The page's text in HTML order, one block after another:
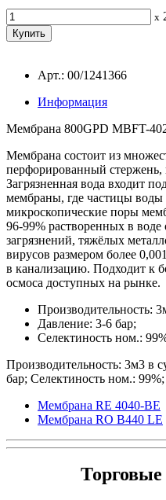
x
Арт.: 00/1241366
Информация
Мембрана 800GPD MBFT-
Мембрана состоит из
перфорированный
Загрязненная вода входит
мембраны, где частицы воды
микроскопические поры
96-99% растворенных в
загрязнений, тяжёлых
вирусов размером более
в канализацию. Подходит к
осмоса доступных на рынке.
Производительность:
Давление: 3-6 бар;
Селектиность ном.:
Производительность: 3м3 в
бар; Селектиность ном.: 99%;
Мембрана RE 4040-ВE
Мембрана RO B440 LE